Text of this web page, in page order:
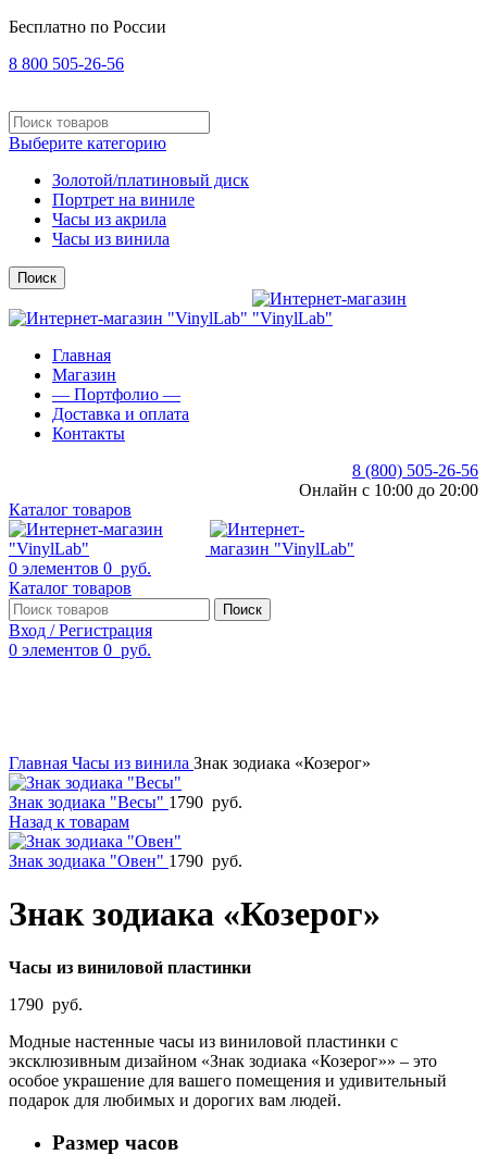
Бесплатно по России
8 800 505-26-56
Выберите категорию
Золотой/платиновый диск
Портрет на виниле
Часы из акрила
Часы из винила
Поиск
Главная
Магазин
— Портфолио —
Доставка и оплата
Контакты
8 (800) 505-26-56
Онлайн с 10:00 до 20:00
Каталог товаров
0 элементов 0 руб.
Каталог товаров
Поиск
Вход / Регистрация
0 элементов 0 руб.
Главная Часы из винила Знак зодиака «Козерог»
Знак зодиака "Весы" 1790 руб.
Назад к товарам
Знак зодиака "Овен" 1790 руб.
Знак зодиака «Козерог»
Часы из виниловой пластинки
1790 руб.
Модные настенные часы из виниловой пластинки с
эксклюзивным дизайном «Знак зодиака «Козерог»» – это
особое украшение для вашего помещения и удивительный
подарок для любимых и дорогих вам людей.
Размер часов